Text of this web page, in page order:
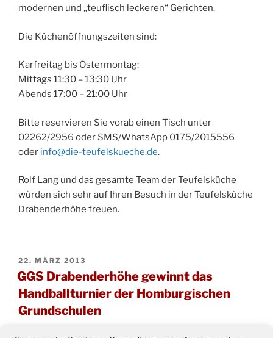
modernen und „teuflisch leckeren“ Gerichten.
Die Küchenöffnungszeiten sind:
Karfreitag bis Ostermontag:
Mittags 11:30 – 13:30 Uhr
Abends 17:00 – 21:00 Uhr
Bitte reservieren Sie vorab einen Tisch unter
02262/2956 oder SMS/WhatsApp 0175/2015556
oder info@die-teufelskueche.de.
Rolf Lang und das gesamte Team der Teufelsküche
würden sich sehr auf Ihren Besuch in der Teufelsküche
Drabenderhöhe freuen.
VERÖFFENTLICHT
AM
22. MÄRZ 2013
GGS Drabenderhöhe gewinnt das
Handballturnier der Homburgischen
Grundschulen